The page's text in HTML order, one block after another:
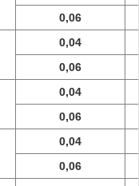
0,06
0,04
0,06
0,04
0,06
0,04
0,06